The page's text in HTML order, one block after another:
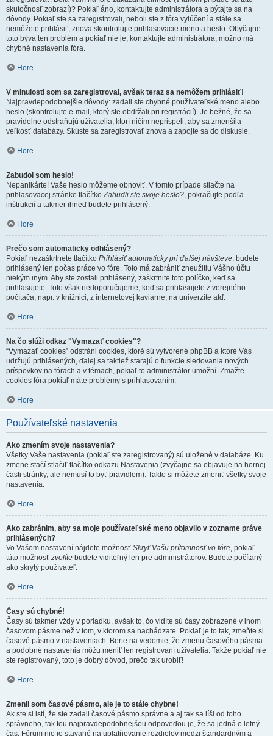
skutočnosť zobrazí)? Pokiaľ áno, kontaktujte administrátora a pýtajte sa na
dôvody. Pokiaľ ste sa zaregistrovali, neboli ste z fóra vylúčení a stále sa
nemôžete prihlásiť, znova skontrolujte prihlasovacie meno a heslo. Obyčajne
toto býva ten problém a pokiaľ nie je, kontaktujte administrátora, možno má
chybné nastavenia fóra.
Hore
V minulosti som sa zaregistroval, avšak teraz sa nemôžem prihlásiť!
Najpravdepodobnejšie dôvody: zadali ste chybné používateľské meno alebo
heslo (skontrolujte e-mail, ktorý ste obdržali pri registrácií). Je bežné, že sa
pravidelne odstraňujú užívatelia, ktorí ničím neprispeli, aby sa zmenšila
veľkosť databázy. Skúste sa zaregistrovať znova a zapojte sa do diskusie.
Hore
Zabudol som heslo!
Nepanikárte! Vaše heslo môžeme obnoviť. V tomto prípade stlačte na
prihlasovacej stránke tlačítkoZabudli ste svoje heslo?, pokračujte podľa
inštrukcií a takmer ihneď budete prihlásený.
Hore
Prečo som automaticky odhlásený?
Pokiaľ nezaškrtnete tlačítko Prihlásiť automaticky pri ďalšej návšteve, budete
prihlásený len počas práce vo fóre. Toto má zabrániť zneužitiu Vášho účtu
niekým iným. Aby ste zostali prihlásený, zaškrtnite toto políčko, keď sa
prihlasujete. Toto však nedoporučujeme, keď sa prihlasujete z verejného
počítača, napr. v knižnici, z internetovej kaviarne, na univerzite atď.
Hore
Na čo slúži odkaz "Vymazať cookies"?
“Vymazať cookies” odstráni cookies, ktoré sú vytvorené phpBB a ktoré Vás
udržujú prihlásených, ďalej sa taktiež starajú o funkcie sledovania nových
príspevkov na fórach a v témach, pokiaľ to administrátor umožní. Zmažte
cookies fóra pokiaľ máte problémy s prihlasovaním.
Hore
Používateľské nastavenia
Ako zmením svoje nastavenia?
Všetky Vaše nastavenia (pokiaľ ste zaregistrovaný) sú uložené v databáze. Ku
zmene stačí stlačiť tlačítko odkazu Nastavenia (zvyčajne sa objavuje na hornej
časti stránky, ale nemusí to byť pravidlom). Takto si môžete zmeniť všetky svoje
nastavenia.
Hore
Ako zabránim, aby sa moje používateľské meno objavilo v zozname práve
prihlásených?
Vo Vašom nastavení nájdete možnosť Skryť Vašu prítomnosť vo fóre, pokiaľ
túto možnosť zvolíte budete viditeľný len pre administrátorov. Budete počítaný
ako skrytý používateľ.
Hore
Časy sú chybné!
Časy sú takmer vždy v poriadku, avšak to, čo vidíte sú časy zobrazené v inom
časovom pásme než v tom, v ktorom sa nachádzate. Pokiaľ je to tak, zmeňte si
časové pásmo v nastaveniach. Berte na vedomie, že zmenu časového pásma
a podobné nastavenia môžu meniť len registrovaní užívatelia. Takže pokiaľ nie
ste registrovaný, toto je dobrý dôvod, prečo tak urobiť!
Hore
Zmenil som časové pásmo, ale je to stále chybne!
Ak ste si istí, že ste zadali časové pásmo správne a aj tak sa líši od toho
správneho, tak tou najpravdepodobnejšou odpoveďou je, že sa jedná o letný
čas. Fórum nie je stavané na uplatňovanie rozdielov medzi štandardným a